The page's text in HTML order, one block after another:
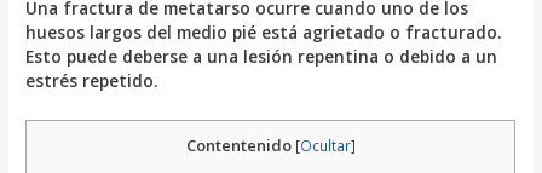
Una fractura de metatarso ocurre cuando uno de los
huesos largos del medio pié está agrietado o fracturado.
Esto puede deberse a una lesión repentina o debido a un
estrés repetido.
Contentenido [Ocultar]